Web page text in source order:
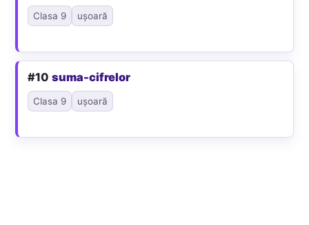
Clasa 9 ușoară
#10suma-cifrelor
Clasa 9 ușoară